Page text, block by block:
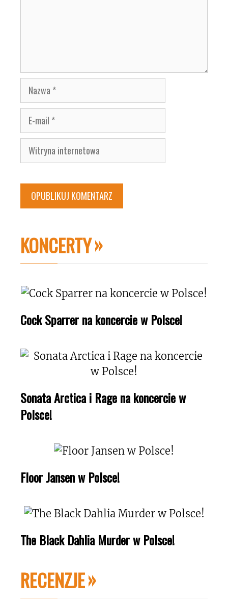
Nazwa
E-
mail
Witryna
internetowa
KONCERTY
Cock Sparrer na koncercie w Polsce!
Sonata Arctica i Rage na koncercie w
Polsce!
Floor Jansen w Polsce!
The Black Dahlia Murder w Polsce!
RECENZJE